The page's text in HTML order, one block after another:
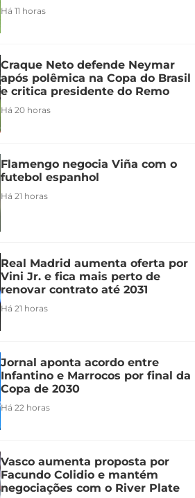
Há 11 horas
Craque Neto defende Neymar
após polêmica na Copa do Brasil
e critica presidente do Remo
Há 20 horas
Flamengo negocia Viña com o
futebol espanhol
Há 21 horas
Real Madrid aumenta oferta por
Vini Jr. e fica mais perto de
renovar contrato até 2031
Há 21 horas
Jornal aponta acordo entre
Infantino e Marrocos por final da
Copa de 2030
Há 22 horas
Vasco aumenta proposta por
Facundo Colidio e mantém
negociações com o River Plate